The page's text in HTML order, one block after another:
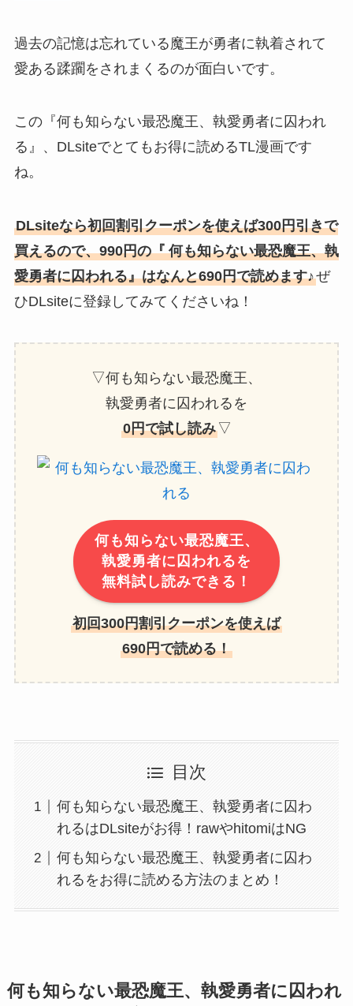
過去の記憶は忘れている魔王が勇者に執着されて
愛ある蹂躙をされまくるのが面白いです。
この『何も知らない最恐魔王、執愛勇者に囚われ
る』、DLsiteでとてもお得に読めるTL漫画です
ね。
DLsiteなら初回割引クーポンを使えば300円引きで
買えるので、990円の『 何も知らない最恐魔王、執
愛勇者に囚われる』はなんと690円で読めます♪ぜ
ひDLsiteに登録してみてくださいね！
▽何も知らない最恐魔王、
執愛勇者に囚われるを
0円で試し読み ▽
何も知らない最恐魔王、
執愛勇者に囚われるを
無料試し読みできる！
初回300円割引クーポンを使えば
690円で読める！
目次
何も知らない最恐魔王、執愛勇者に囚わ
れるはDLsiteがお得！rawやhitomiはNG
何も知らない最恐魔王、執愛勇者に囚わ
れるをお得に読める方法のまとめ！
何も知らない最恐魔王、執愛勇者に囚われ